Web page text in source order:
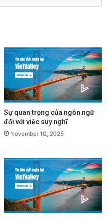
đổi khi ta bắt đầu
sư Thích Nhất
niệm không hề
Nó đơn giản, thực tế
hàng ngày.
Sự quan trọng của ngôn ngữ
đối với việc suy nghĩ
November 10, 2025